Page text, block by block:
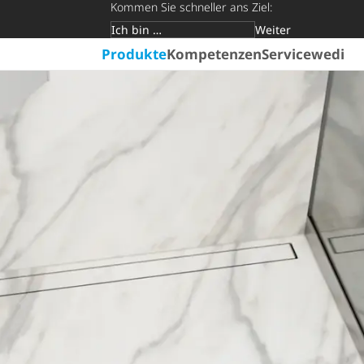
Kommen Sie schneller ans Ziel:
Zielgruppe
Weiter
ProdukteKompetenzenServicewedi